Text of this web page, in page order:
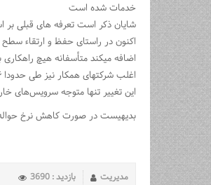
خدمات شده است
شایان ذکر است تعرفه های قبلی بر
اکنون در راستای حفظ و ارتقاء
اضافه میکند متأسفانه هیچ راهکاری
اغلب شرکتهای همکار نیز طی حدودا ۶ ماه اخیر حداقل ۵۰ تا ۶۰% افزایش نرخ داشته که ام هاست مطابق با سیاستهای کاری خود و جهت حمایت از مشتریان اقدام به افزایش حدودا ۲۵%ای نموده است
این تغییر تنها متوجه سرویس‌های
بدیهیست در صورت کاهش نرخ حواله
مدیریت بازدید : 3690